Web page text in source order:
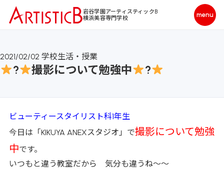
岩谷学園アーティスティックB
横浜美容専門学校
2021/02/02 学校生活・授業
? 撮影について勉強中 ?
ビューティースタイリスト科1年生
今日は「KIKUYA ANEXスタジオ」で撮影について勉強
中です。
いつもと違う教室だから 気分も違うね～～